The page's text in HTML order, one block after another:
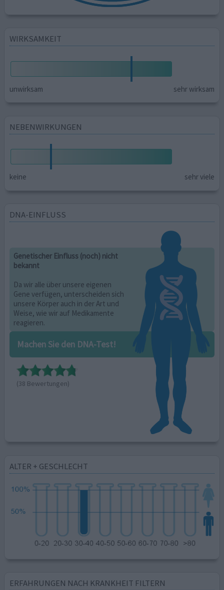
WIRKSAMKEIT
unwirksam sehr wirksam
NEBENWIRKUNGEN
keine sehr viele
DNA-EINFLUSS
Genetischer Einfluss (noch) nicht
bekannt
Da wir alle über unsere eigenen
Gene verfügen, unterscheiden sich
unsere Körper auch in der Art und
Weise, wie wir auf Medikamente
reagieren.
Machen Sie den DNA-Test!
(38 Bewertungen)
ALTER + GESCHLECHT
ERFAHRUNGEN NACH KRANKHEIT FILTERN